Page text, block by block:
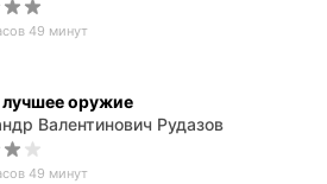
49 минут
оружие
Валентинович Рудазов
49 минут